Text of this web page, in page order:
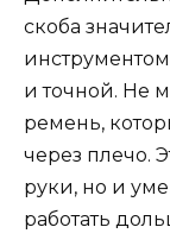
скоба
и точной. Не
ремень,
через плечо.
руки, но и
работать